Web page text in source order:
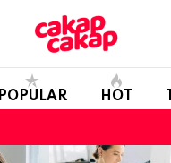
POPULAR HOT